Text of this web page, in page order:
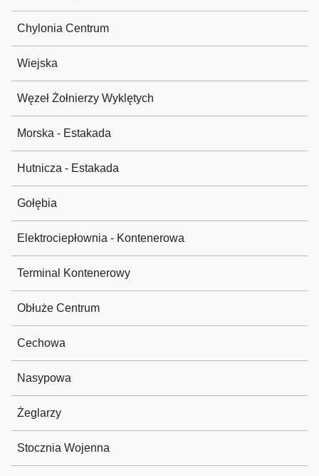
Chylonia Centrum
Wiejska
Węzeł Żołnierzy Wyklętych
Morska - Estakada
Hutnicza - Estakada
Gołębia
Elektrociepłownia - Kontenerowa
Terminal Kontenerowy
Obłuże Centrum
Cechowa
Nasypowa
Żeglarzy
Stocznia Wojenna